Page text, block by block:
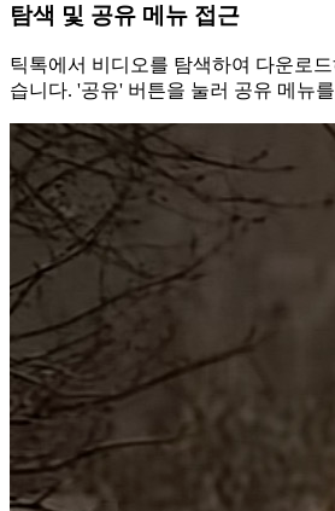
탐색 및 공유 메뉴 접근
틱톡에서 비디오를 탐색하여 다운로
습니다. '공유' 버튼을 눌러 공유 메뉴